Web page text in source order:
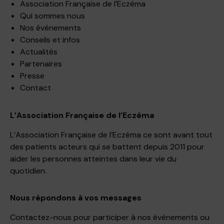
Association Française de l’Eczéma
Qui sommes nous
Nos événements
Conseils et infos
Actualités
Partenaires
Presse
Contact
L’Association Française de l’Eczéma
L’Association Française de l’Eczéma ce sont avant tout
des patients acteurs qui se battent depuis 2011 pour
aider les personnes atteintes dans leur vie du
quotidien.
Nous répondons à vos messages
Contactez-nous pour participer à nos événements ou